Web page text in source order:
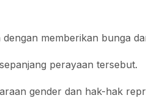
memberikan bunga
perayaan tersebut.
gender dan hak-hak